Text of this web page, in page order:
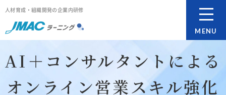
人材育成・組織開発の企業内研修
MENU
AI＋コンサルタントによる
オンライン営業スキル強化